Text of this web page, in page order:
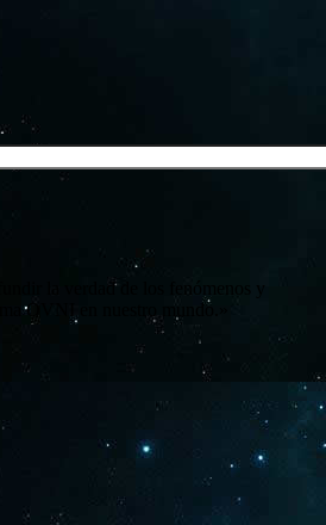
la verdad de los fenómenos y
OVNI en nuestro mundo.»